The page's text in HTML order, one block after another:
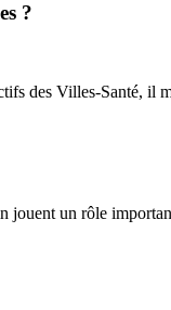
?
des Villes-Santé, il
jouent un rôle